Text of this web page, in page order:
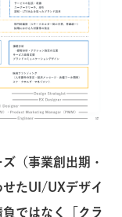
（事業創出期・
せたUI/UXデザイ
ではなく「クラ